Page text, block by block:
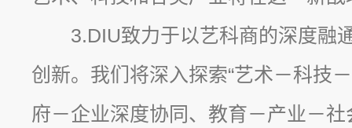
3.DIU致力于以艺科商的深度融
创新。我们将深入探索“艺术－科技
府－企业深度协同、教育－产业－